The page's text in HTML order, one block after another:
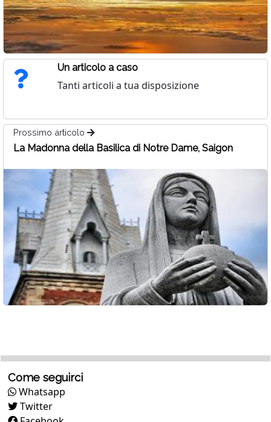
Un articolo a caso
Tanti articoli a tua disposizione
Prossimo articolo
La Madonna della Basilica di Notre Dame, Saigon
Come seguirci
Whatsapp
Twitter